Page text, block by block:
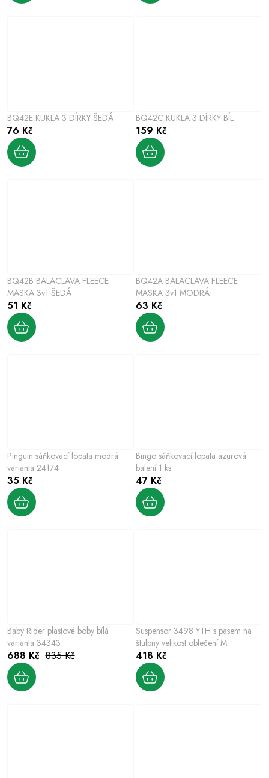
BQ42E KUKLA 3 DÍRKY ŠEDÁ
76 Kč
BQ42C KUKLA 3 DÍRKY BÍL
159 Kč
BQ42B BALACLAVA FLEECE
MASKA 3v1 ŠEDÁ
51 Kč
BQ42A BALACLAVA FLEECE
MASKA 3v1 MODRÁ
63 Kč
Pinguin sáňkovací lopata modrá
varianta 24174
35 Kč
Bingo sáňkovací lopata azurová
balení 1 ks
47 Kč
Baby Rider plastové boby bílá
varianta 34343
688 Kč 835 Kč
Suspensor 3498 YTH s pasem na
štulpny velikost oblečení M
418 Kč